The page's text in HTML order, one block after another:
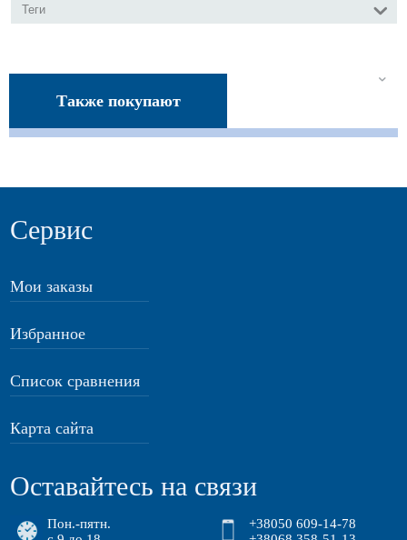
Теги
Также покупают
Сервис
Мои заказы
Избранное
Список сравнения
Карта сайта
Оставайтесь на связи
Пон.-пятн.
+38050 609-14-78